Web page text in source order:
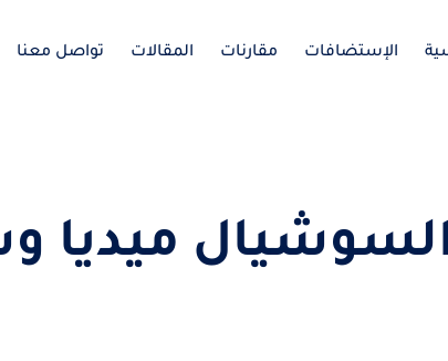
الإستضافات مقارنات المقالات تواصل معنا
ميديا